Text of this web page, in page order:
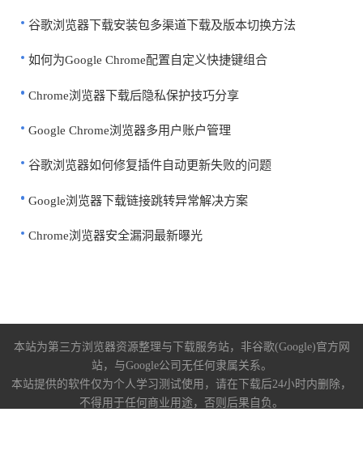
谷歌浏览器下载安装包多渠道下载及版本切换方法
如何为Google Chrome配置自定义快捷键组合
Chrome浏览器下载后隐私保护技巧分享
Google Chrome浏览器多用户账户管理
谷歌浏览器如何修复插件自动更新失败的问题
Google浏览器下载链接跳转异常解决方案
Chrome浏览器安全漏洞最新曝光
本站为第三方浏览器资源整理与下载服务站，非谷歌(Google)官方网
站，与Google公司无任何隶属关系。
本站提供的软件仅为个人学习测试使用，请在下载后24小时内删除，
不得用于任何商业用途，否则后果自负。